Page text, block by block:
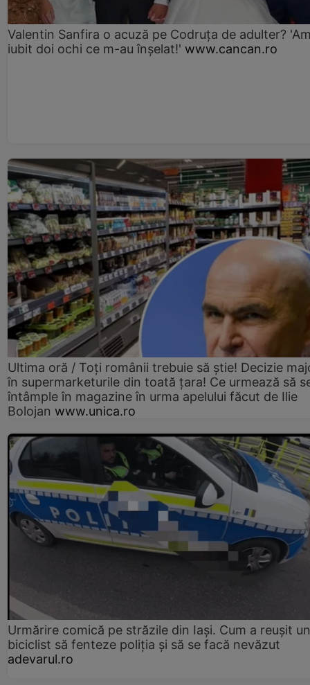
Valentin Sanfira o acuză pe Codruța de adulter?
iubit doi ochi ce m-au înșelat!' www.cancan.ro
Ultima oră / Toți românii trebuie să știe! Decizie
în supermarketurile din toată țara! Ce urmează să
întâmple în magazine în urma apelului făcut de Ilie
Bolojan www.unica.ro
Urmărire comică pe străzile din Iași. Cum a reușit un
biciclist să fenteze poliția și să se facă nevăzut
adevarul.ro